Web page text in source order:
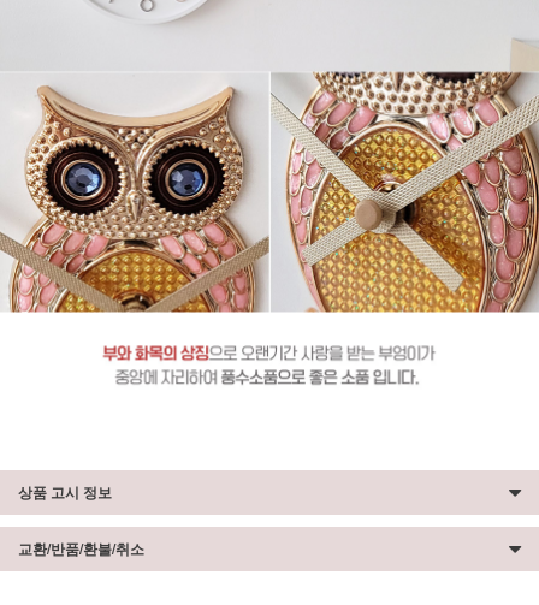
상품 고시 정보
교환/반품/환불/취소